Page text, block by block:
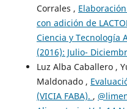
Corrales ,
con adición de
Ciencia y Tecnología
(2016): Julio-
Luz Alba Caballero ,
Maldonado ,
(VICIA FABA). ,